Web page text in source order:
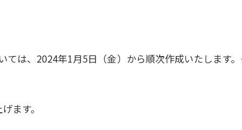
は、2024年1月5日（金）から順次作成いたします
ます。